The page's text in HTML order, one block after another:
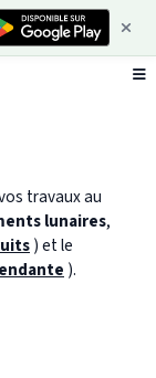
travaux au
lunaires,
) et le
).